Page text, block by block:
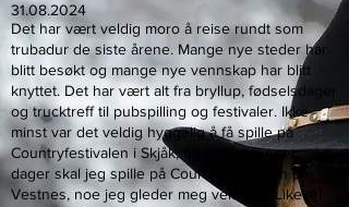
31.08.2024
Det har vært veldig moro å reise rundt som
trubadur de siste årene. Mange nye steder har
blitt besøkt og mange nye vennskap har blitt
knyttet. Det har vært alt fra bryllup, fødselsdager
og trucktreff til pubspilling og festivaler. Ikke
minst var det veldig hyggelig å få spille på
Countryfestivalen i Skjåk, og om bare noen
dager skal jeg spille på Countryfestivalen på
Vestnes, noe jeg gleder meg veldig til. Likevel